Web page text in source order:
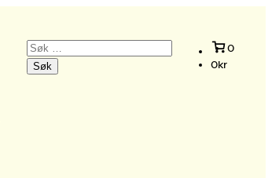
Søk
etter:
0
0kr